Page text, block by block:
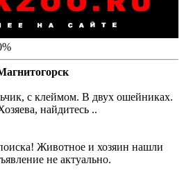
с клеймом. В двух ошейниках.
найдитесь ..